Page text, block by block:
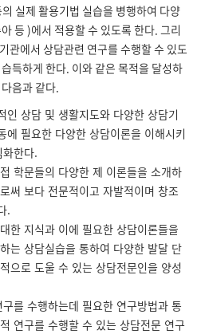
실제 활용기법 실습을 병행하여 다양
등 )에서 적용할 수 있도록 한다. 그리
관에서 상담관련 연구를 수행할 수 있도
득하게 한다. 이와 같은 목적을 달성하
음과 같다.
인 상담 및 생활지도와 다양한 상담기
에 필요한 다양한 상담이론을 이해시키
한다.
학문들의 다양한 제 이론들을 소개하
써 보다 전문적이고 자발적이며 창조
.
한 지식과 이에 필요한 상담이론들을
는 상담실습을 통하여 다양한 발달 단
으로 도울 수 있는 상담전문인을 양성
를 수행하는데 필요한 연구방법과 통
연구를 수행할 수 있는 상담전문 연구